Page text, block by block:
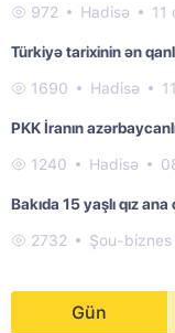
972 Hadisə 11
Türkiyə tarixinin ən
1690 Hadisə
PKK İranın
1240 Hadisə
Bakıda 15 yaşlı qız ana
2732 Şou-biznes
Gün